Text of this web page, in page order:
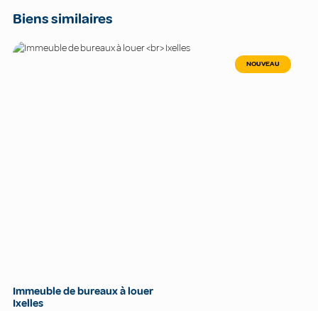
Biens similaires
NOUVEAU
Immeuble de bureaux à louer
Ixelles